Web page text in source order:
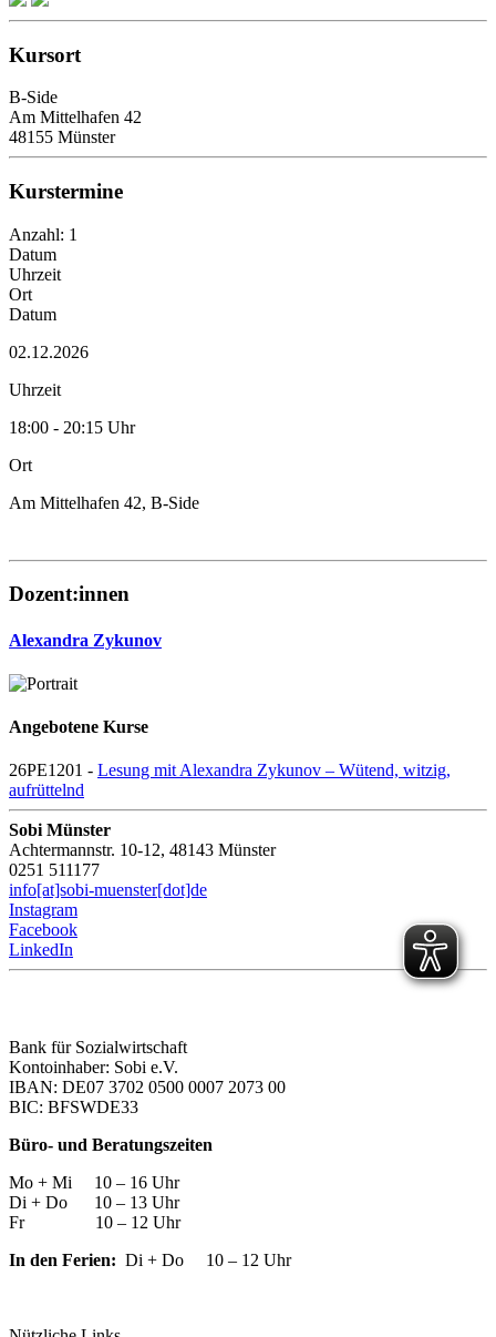
Kursort
B-Side
Am Mittelhafen 42
48155 Münster
Kurstermine
Anzahl: 1
Datum
Uhrzeit
Ort
Datum
02.12.2026
Uhrzeit
18:00 - 20:15 Uhr
Ort
Am Mittelhafen 42, B-Side
Dozent:innen
Alexandra Zykunov
Angebotene Kurse
26PE1201 - Lesung mit Alexandra Zykunov – Wütend, witzig,
aufrüttelnd
Sobi Münster
Achtermannstr. 10-12, 48143 Münster
0251 511177
info[at]sobi-muenster[dot]de
Instagram
Facebook
LinkedIn
Bank für Sozialwirtschaft
Kontoinhaber: Sobi e.V.
IBAN: DE07 3702 0500 0007 2073 00
BIC: BFSWDE33
Büro- und Beratungszeiten
Mo + Mi 10 – 16 Uhr
Di + Do 10 – 13 Uhr
Fr 10 – 12 Uhr
In den Ferien: Di + Do 10 – 12 Uhr